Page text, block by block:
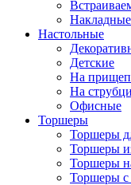
Настольные
Детские
На
На
Офисные
Торшеры
Торшеры
Торшеры
Торшеры
Торшеры